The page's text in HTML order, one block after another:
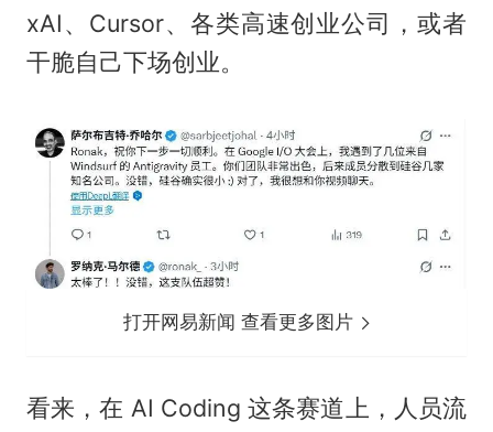
xAI、Cursor、各类高速创业公司，或者
干脆自己下场创业。
打开网易新闻 查看更多图片
看来，在 AI Coding 这条赛道上，人员流